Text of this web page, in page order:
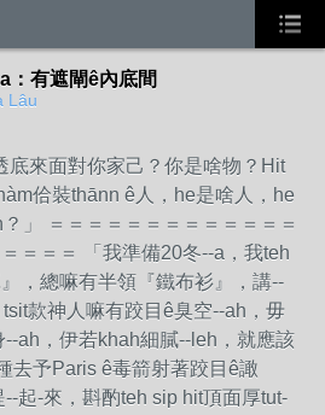
：有遮閘ê內底間
Lâu
底來面對你家己？你是啥物？Hit
佮裝thānn ê人，he是啥人，he
」 ＝＝＝＝＝＝＝＝＝＝＝＝＝
＝＝＝ 「我準備20冬--a，我teh
，總嘛有半領『鐵布衫』，講--
款神人嘛有跤目ê臭空--ah，毋
ah，伊若khah細膩--leh，就應該
去予Paris ê毒箭射著跤目ê譀
起-來，斟酌teh sip hit頂面厚tut-